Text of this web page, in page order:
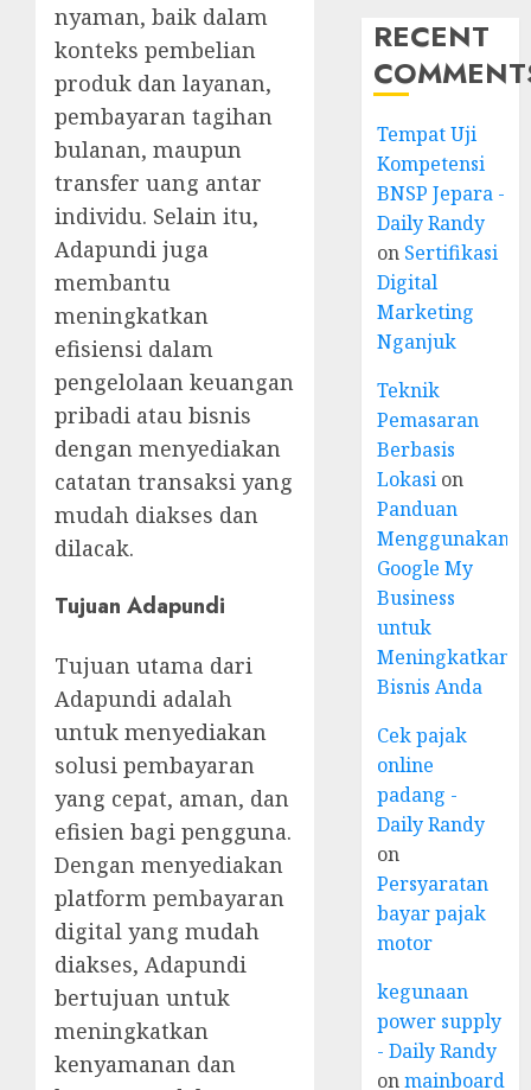
nyaman, baik dalam
konteks pembelian
produk dan layanan,
pembayaran tagihan
bulanan, maupun
transfer uang antar
individu. Selain itu,
Adapundi juga
membantu
meningkatkan
efisiensi dalam
pengelolaan keuangan
pribadi atau bisnis
dengan menyediakan
catatan transaksi yang
mudah diakses dan
dilacak.
Tujuan Adapundi
Tujuan utama dari
Adapundi adalah
untuk menyediakan
solusi pembayaran
yang cepat, aman, dan
efisien bagi pengguna.
Dengan menyediakan
platform pembayaran
digital yang mudah
diakses, Adapundi
bertujuan untuk
meningkatkan
kenyamanan dan
RECENT
Tempat Uji
Kompetensi
BNSP Jepara -
Daily Randy
on Sertifikasi
Digital
Marketing
Nganjuk
Teknik
Pemasaran
Berbasis
Lokasi on
Panduan
Menggunakan
Google My
Business
untuk
Meningkatkan
Bisnis Anda
Cek pajak
online
padang -
Daily Randy
on
Persyaratan
bayar pajak
motor
kegunaan
power supply
- Daily Randy
onmainboard